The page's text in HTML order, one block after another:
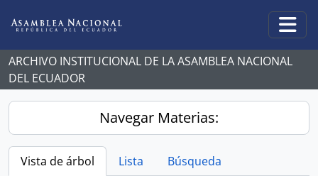
ARCHIVO INSTITUCIONAL DE LA ASAMBLEA NACIONAL
DEL ECUADOR
Navegar Materias:
Vista de árbol Lista
Búsqueda